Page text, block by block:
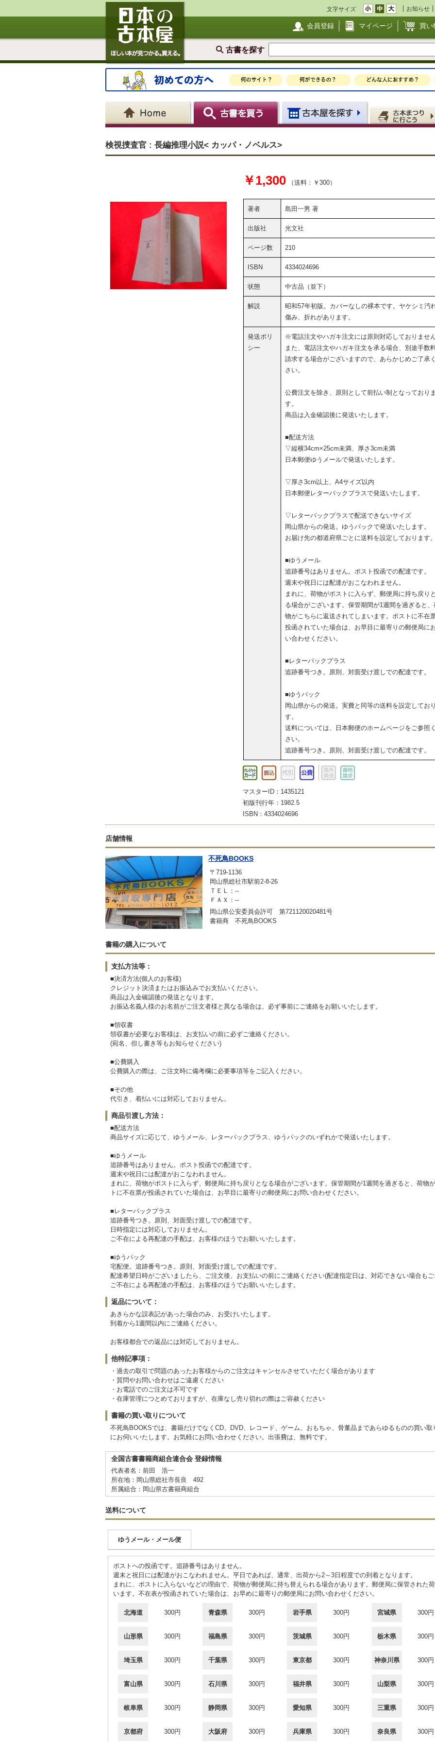
文字サイズ お知らせ
会員登録 マイページ 買い
古書を探す
検視捜査官 : 長編推理小説< カッパ・ノベルス>
￥1,300 （送料：￥300）
著者 島田一男 著
出版社 光文社
ページ数 210
ISBN 4334024696
状態 中古品（並下）
解説
昭和57年初版。カバーなしの裸本です。ヤケシミ汚
傷み、折れがあります。
発送ポリ
シー
※電話注文やハガキ注文には原則対応しておりません
また、電話注文やハガキ注文を承る場合、別途手数
請求する場合がございますので、あらかじめご了承
さい。
公費注文を除き、原則として前払い制となっておりま
す。
商品は入金確認後に発送いたします。
■配送方法
▽縦横34cm×25cm未満、厚さ3cm未満
日本郵便ゆうメールで発送いたします。
▽厚さ3cm以上、A4サイズ以内
日本郵便レターパックプラスで発送いたします。
▽レターパックプラスで配送できないサイズ
岡山県からの発送。ゆうパックで発送いたします。
お届け先の都道府県ごとに送料を設定しております。
■ゆうメール
追跡番号はありません。ポスト投函での配達です。
週末や祝日には配達がおこなわれません。
まれに、荷物がポストに入らず、郵便局に持ち戻り
る場合がございます。保管期間が1週間を過ぎると、
物がこちらに返送されてしまいます。ポストに不在
投函されていた場合は、お早目に最寄りの郵便局に
い合わせください。
■レターパックプラス
追跡番号つき。原則、対面受け渡しでの配達です。
■ゆうパック
岡山県からの発送。実費と同等の送料を設定してお
す。
送料については、日本郵便のホームページをご参照
さい。
追跡番号つき。原則、対面受け渡しでの配達です。
マスターID：1435121
初版刊行年：1982.5
ISBN：4334024696
店舗情報
不死鳥BOOKS
〒719-1136
岡山県総社市駅前2-8-26
ＴＥＬ：--
ＦＡＸ：--
岡山県公安委員会許可 第721120020481号
書籍商 不死鳥BOOKS
書籍の購入について
支払方法等：
■決済方法(個人のお客様)
クレジット決済またはお振込みでお支払いください。
商品は入金確認後の発送となります。
お振込名義人様のお名前がご注文者様と異なる場合は、必ず事前にご連絡をお願いいたします。
■領収書
領収書が必要なお客様は、お支払いの前に必ずご連絡ください。
(宛名、但し書き等もお知らせください)
■公費購入
公費購入の際は、ご注文時に備考欄に必要事項等をご記入ください。
■その他
代引き、着払いには対応しておりません。
商品引渡し方法：
■配送方法
商品サイズに応じて、ゆうメール、レターパックプラス、ゆうパックのいずれかで発送いたします。
■ゆうメール
追跡番号はありません。ポスト投函での配達です。
週末や祝日には配達がおこなわれません。
まれに、荷物がポストに入らず、郵便局に持ち戻りとなる場合がございます。保管期間が1週間を過ぎると、荷物
トに不在票が投函されていた場合は、お早目に最寄りの郵便局にお問い合わせください。
■レターパックプラス
追跡番号つき。原則、対面受け渡しでの配達です。
日時指定には対応しておりません。
ご不在による再配達の手配は、お客様のほうでお願いいたします。
■ゆうパック
宅配便。追跡番号つき。原則、対面受け渡しでの配達です。
配達希望日時がございましたら、ご注文後、お支払いの前にご連絡ください(配達指定日は、対応できない場合もご
ご不在による再配達の手配は、お客様のほうでお願いいたします。
返品について：
あきらかな誤表記があった場合のみ、お受けいたします。
到着から1週間以内にご連絡ください。
お客様都合での返品には対応しておりません。
他特記事項：
・過去の取引で問題のあったお客様からのご注文はキャンセルさせていただく場合があります
・質問やお問い合わせはご遠慮ください
・お電話でのご注文は不可です
・在庫管理につとめておりますが、在庫なし売り切れの際はご容赦ください
書籍の買い取りについて
不死鳥BOOKSでは、書籍だけでなくCD、DVD、レコード、ゲーム、おもちゃ、骨董品まであらゆるものの買い
にお伺いいたします。お気軽にお問い合わせください。出張費は、無料です。
全国古書書籍商組合連合会 登録情報
代表者名：前田 浩一
所在地：岡山県総社市長良 492
所属組合：岡山県古書籍商組合
送料について
ゆうメール・メール便
ポストへの投函です。追跡番号はありません。
週末と祝日には配達がおこなわれません。平日であれば、通常、出荷から2～3日程度での到着となります。
まれに、ポストに入らないなどの理由で、荷物が郵便局に持ち替えられる場合があります。郵便局に保管された
います。不在表が投函されていた場合は、お早めに最寄りの郵便局にお問い合わせください。
北海道 300円 青森県 300円 岩手県 300円 宮城県 300円
山形県 300円 福島県 300円 茨城県 300円 栃木県 300円
埼玉県 300円 千葉県 300円 東京都 300円 神奈川県 300円
富山県 300円 石川県 300円 福井県 300円 山梨県 300円
岐阜県 300円 静岡県 300円 愛知県 300円 三重県 300円
京都府 300円 大阪府 300円 兵庫県 300円 奈良県 300円